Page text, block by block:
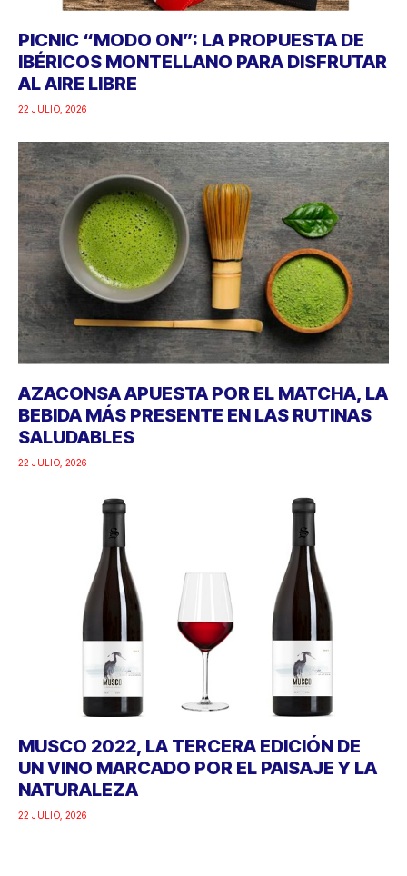
PICNIC “MODO ON”: LA PROPUESTA DE
IBÉRICOS MONTELLANO PARA DISFRUTAR
AL AIRE LIBRE
22 JULIO, 2026
AZACONSA APUESTA POR EL MATCHA, LA
BEBIDA MÁS PRESENTE EN LAS RUTINAS
SALUDABLES
22 JULIO, 2026
MUSCO 2022, LA TERCERA EDICIÓN DE
UN VINO MARCADO POR EL PAISAJE Y LA
NATURALEZA
22 JULIO, 2026